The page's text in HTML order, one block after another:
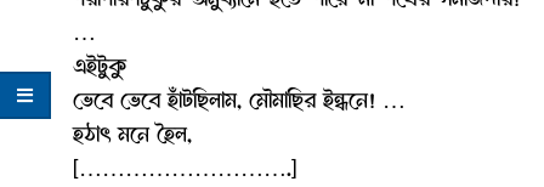
…
এইটুকু
ভেবে ভেবে হাঁটছিলাম, মৌমাছির ইন্ধনে! …
হঠাৎ মনে হৈল,
[……………………….]